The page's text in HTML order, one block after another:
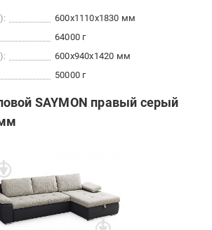
600x1110x1830 мм
64000 г
600x940x1420 мм
50000 г
SAYMON правый серый